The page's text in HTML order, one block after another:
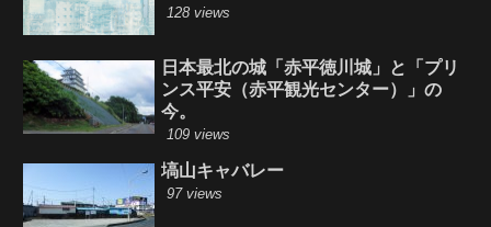
128 views
日本最北の城「赤平徳川城」と「プリ
ンス平安（赤平観光センター）」の
今。
109 views
塙山キャバレー
97 views